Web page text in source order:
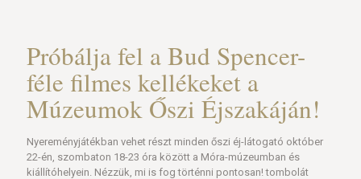
Próbálja fel a Bud Spencer-
féle filmes kellékeket a
Múzeumok Őszi Éjszakáján!
Nyereményjátékban vehet részt minden őszi éj-látogató október
22-én, szombaton 18-23 óra között a Móra-múzeumban és
kiállítóhelyein. Nézzük, mi is fog történni pontosan! tombolát